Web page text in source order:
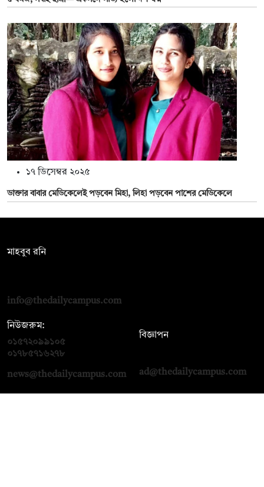
১৭ ডিসেম্বর ২০২৫
ডাক্তার বাবার মেডিকেলেই পড়বেন মিহা, লিহা পড়বেন পাশের মেডিকেলে
মাহবুব রনি
info@thedailycampus.com
নিউজরুম:
০১৫৭২০৯৯১০৫
০১৭৮৫৭১৬২৭৮
news@thedailycampus.com
বিজ্ঞাপন
ad@thedailycampus.com